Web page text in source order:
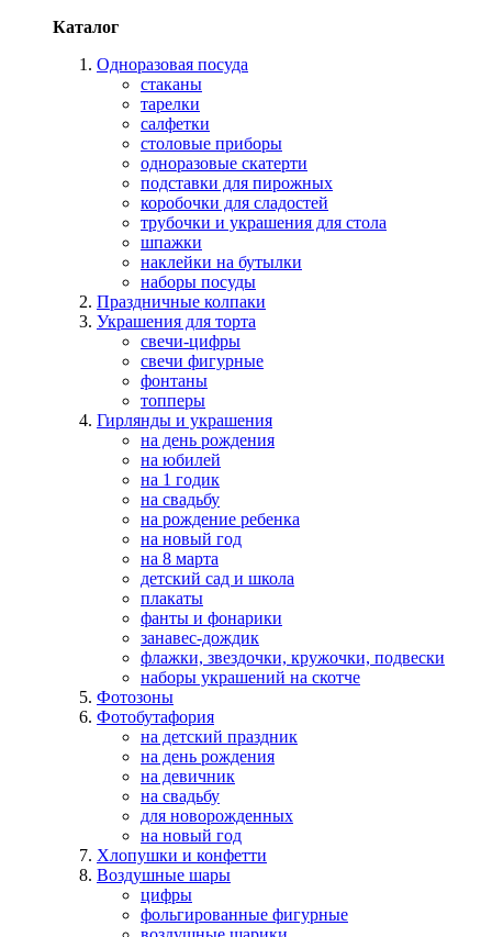
Каталог
Одноразовая посуда
стаканы
тарелки
салфетки
столовые приборы
одноразовые скатерти
подставки для пирожных
коробочки для сладостей
трубочки и украшения для стола
шпажки
наклейки на бутылки
наборы посуды
Праздничные колпаки
Украшения для торта
свечи-цифры
свечи фигурные
фонтаны
топперы
Гирлянды и украшения
на день рождения
на юбилей
на 1 годик
на свадьбу
на рождение ребенка
на новый год
на 8 марта
детский сад и школа
плакаты
фанты и фонарики
занавес-дождик
флажки, звездочки, кружочки, подвески
наборы украшений на скотче
Фотозоны
Фотобутафория
на детский праздник
на день рождения
на девичник
на свадьбу
для новорожденных
на новый год
Хлопушки и конфетти
Воздушные шары
цифры
фольгированные фигурные